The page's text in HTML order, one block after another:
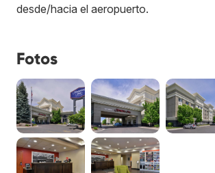
desde/hacia el aeropuerto.
Fotos